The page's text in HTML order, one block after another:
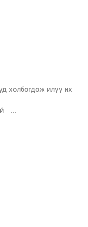
холбогдож илүү их
...